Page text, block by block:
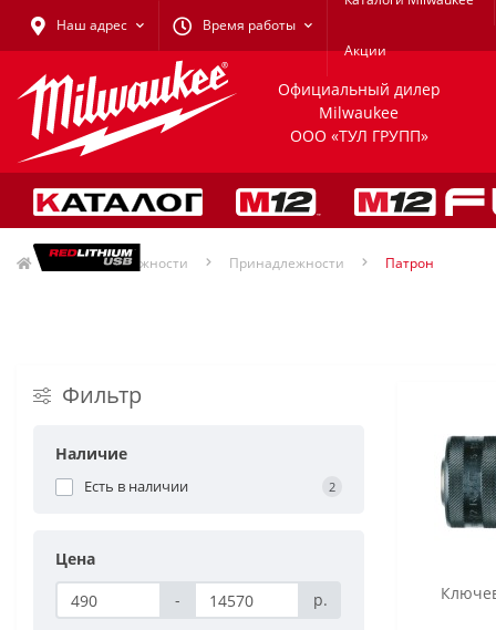
Наш адрес Время работы
Акции
Официальный дилер
Milwaukee
ООО «ТУЛ ГРУПП»
Принадлежности Принадлежности Патрон
Фильтр
Наличие
Есть в наличии 2
Цена
-
р.